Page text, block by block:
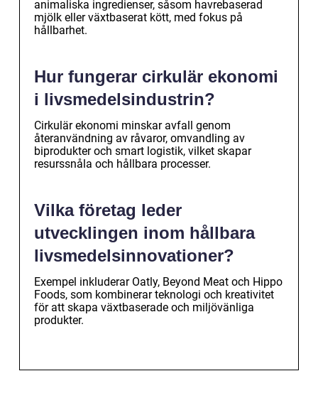
animaliska ingredienser, såsom havrebaserad
mjölk eller växtbaserat kött, med fokus på
hållbarhet.
Hur fungerar cirkulär ekonomi
i livsmedelsindustrin?
Cirkulär ekonomi minskar avfall genom
återanvändning av råvaror, omvandling av
biprodukter och smart logistik, vilket skapar
resurssnåla och hållbara processer.
Vilka företag leder
utvecklingen inom hållbara
livsmedelsinnovationer?
Exempel inkluderar Oatly, Beyond Meat och Hippo
Foods, som kombinerar teknologi och kreativitet
för att skapa växtbaserade och miljövänliga
produkter.